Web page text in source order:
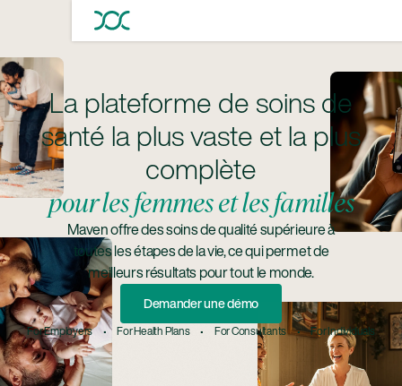
La plateforme de soins de
santé la plus vaste et la plus
complète
pour les femmes et les familles
Maven offre des soins de qualité supérieure à
toutes les étapes de la vie, ce qui permet de
meilleurs résultats pour tout le monde.
Demander une démo
For Employers • For Health Plans • For Consultants • For Individuals